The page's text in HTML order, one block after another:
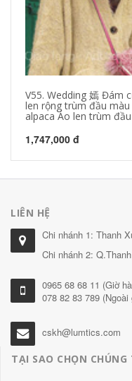
V55. Wedding 嫣 Đám
len rộng trùm đầu
alpaca Áo len trùm đầu
1,747,000 đ
LIÊN HỆ
Chi nhánh 1: Thanh
Chi nhánh 2:
0965 68 68 11 (Giờ
078 82 83 789 (Ngoài
cskh@lumtics.com
TẠI SAO CHỌN CHÚNG